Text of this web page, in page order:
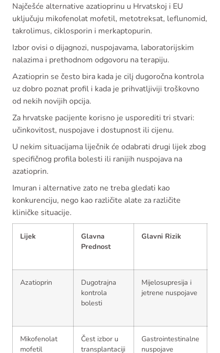
Najčešće alternative azatioprinu u Hrvatskoj i EU
uključuju mikofenolat mofetil, metotreksat, leflunomid,
takrolimus, ciklosporin i merkaptopurin.
Izbor ovisi o dijagnozi, nuspojavama, laboratorijskim
nalazima i prethodnom odgovoru na terapiju.
Azatioprin se često bira kada je cilj dugoročna kontrola
uz dobro poznat profil i kada je prihvatljiviji troškovno
od nekih novijih opcija.
Za hrvatske pacijente korisno je usporediti tri stvari:
učinkovitost, nuspojave i dostupnost ili cijenu.
U nekim situacijama liječnik će odabrati drugi lijek zbog
specifičnog profila bolesti ili ranijih nuspojava na
azatioprin.
Imuran i alternative zato ne treba gledati kao
konkurenciju, nego kao različite alate za različite
kliničke situacije.
Lijek
Glavna
Prednost
Glavni Rizik
Azatioprin
Dugotrajna
kontrola
bolesti
Mijelosupresija i
jetrene nuspojave
Mikofenolat
mofetil
Čest izbor u
transplantaciji
Gastrointestinalne
nuspojave